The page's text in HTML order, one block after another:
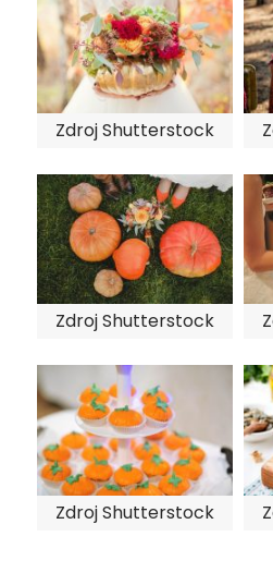
Zdroj Shutterstock
Zdroj Shutterstock
Zdroj Shutterstock